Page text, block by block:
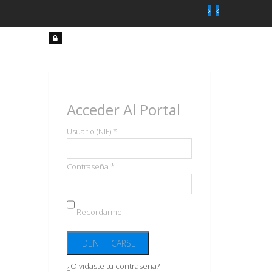
Acceder Al Portal
Usuario (NIF) *
Contraseña *
Recordarme
¿Olvidaste tu contraseña?